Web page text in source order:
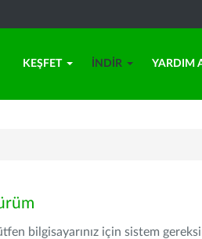
KEŞFET İNDIR YARDIM
bilgisayarınız için sistem